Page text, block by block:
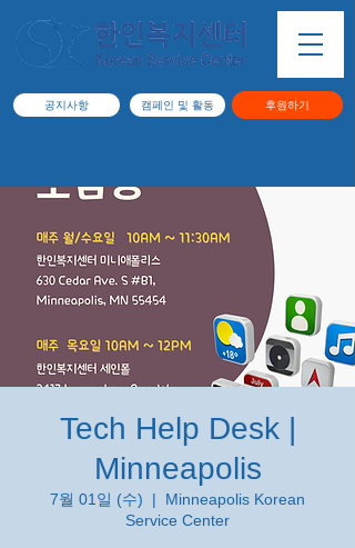
공지사항 캠페인 및 활동 후원하기
Tech Help Desk |
Minneapolis
7월 01일 (수)
  |
Minneapolis Korean
Service Center